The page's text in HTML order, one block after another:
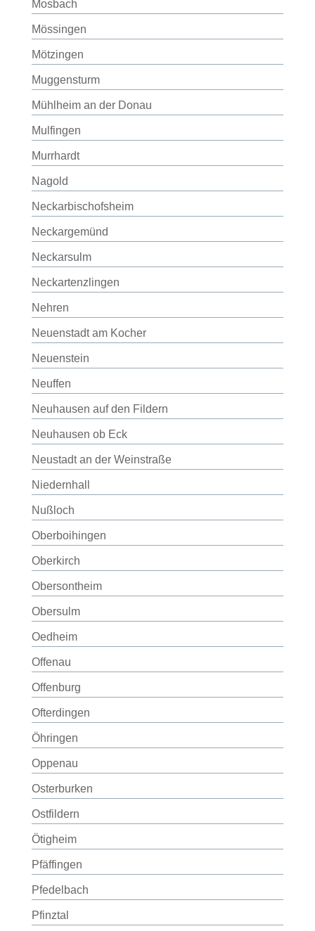
Mosbach
Mössingen
Mötzingen
Muggensturm
Mühlheim an der Donau
Mulfingen
Murrhardt
Nagold
Neckarbischofsheim
Neckargemünd
Neckarsulm
Neckartenzlingen
Nehren
Neuenstadt am Kocher
Neuenstein
Neuffen
Neuhausen auf den Fildern
Neuhausen ob Eck
Neustadt an der Weinstraße
Niedernhall
Nußloch
Oberboihingen
Oberkirch
Obersontheim
Obersulm
Oedheim
Offenau
Offenburg
Ofterdingen
Öhringen
Oppenau
Osterburken
Ostfildern
Ötigheim
Pfäffingen
Pfedelbach
Pfinztal